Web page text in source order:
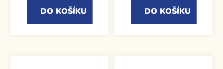
DO KOŠÍKU DO KOŠÍKU